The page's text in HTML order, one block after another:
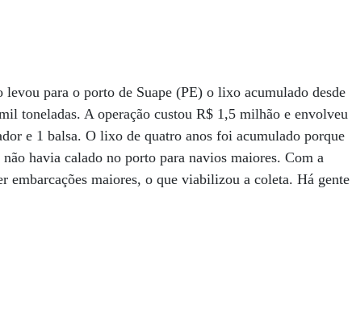
para o porto de Suape (PE) o lixo acumulado desde
toneladas. A operação custou R$ 1,5 milhão e envolveu
e 1 balsa. O lixo de quatro anos foi acumulado porque
havia calado no porto para navios maiores. Com a
embarcações maiores, o que viabilizou a coleta. Há gente